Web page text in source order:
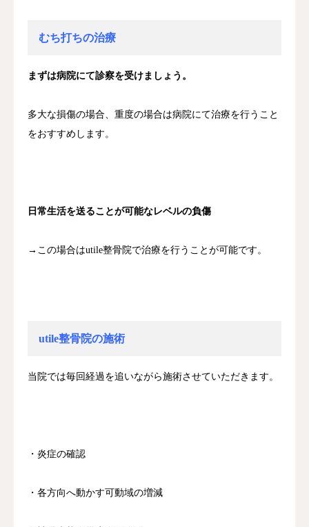
むち打ちの治療
まずは病院にて診察を受けましょう。
多大な損傷の場合、重度の場合は病院にて治療を行うこと
をおすすめします。
日常生活を送ることが可能なレベルの負傷
→この場合はutile整骨院で治療を行うことが可能です。
utile整骨院の施術
当院では毎回経過を追いながら施術させていただきます。
・炎症の確認
・各方向へ動かす可動域の増減